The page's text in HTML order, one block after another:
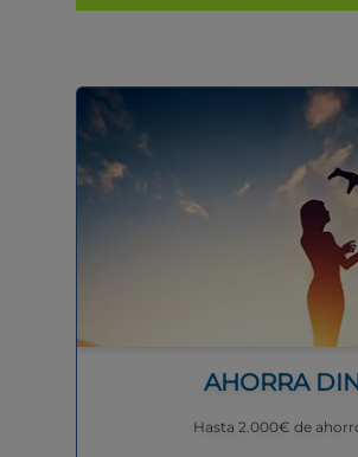
AHORRA
Hasta 2.000€ de